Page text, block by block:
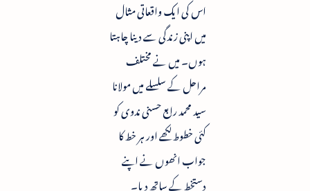
اس کی ایک واقعاتی مثال
میں اپنی زندگی سے دینا چاہتا
ہوں۔ میں نے مختلف
مراحل کے سلسلے میں مولانا
سید محمد رابع حسنی ندوی کو
کئی خطوط لکھے اور ہر خط کا
جواب انھوں نے اپنے
دستخط کے ساتھ دیا۔